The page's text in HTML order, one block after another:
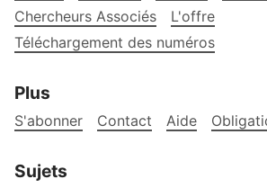
Chercheurs Associés
L'offre
Téléchargement des numéros
Plus
S'abonner Contact Aide
Sujets